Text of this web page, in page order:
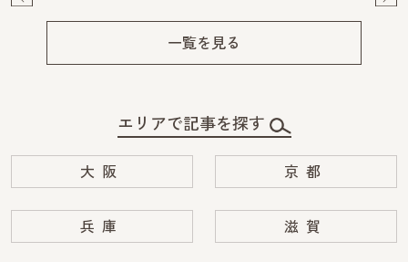
一覧を見る
エリアで記事を探す
大阪 京都
兵庫 滋賀